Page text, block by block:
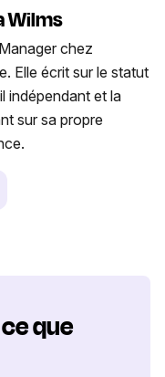
Wilms
chez
Elle écrit sur le statut
indépendant et la
sur sa propre
que